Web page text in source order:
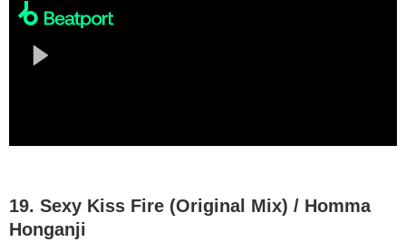
19. Sexy Kiss Fire (Original Mix) / Homma
Honganji